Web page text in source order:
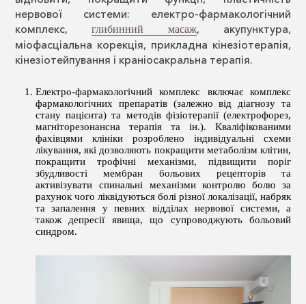
нервової системи: електро-фармакологічний
комплекс,глибинний масаж, акупунктура,
міофасціальна корекція, прикладна кінезіотерапія,
кінезіотейпування і краніосакральна терапія.
Електро-фармакологічний комплекс включає комплекс
фармакологічних препаратів (залежно від діагнозу та
стану пацієнта) та методів фізіотерапії (електрофорез,
магніторезонансна терапія та ін.). Кваліфікованими
фахівцями клініки розроблено індивідуальні схеми
лікування, які дозволяють покращити метаболізм клітин,
покращити трофічні механізми, підвищити поріг
збудливості мембран больових рецепторів та
активізувати спинальні механізми контролю болю за
рахунок чого ліквідуються болі різної локалізації, набряк
та запалення у певних відділах нервової системи, а
також депресії явища, що супроводжують больовий
синдром.